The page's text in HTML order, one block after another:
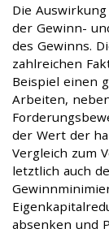
Die
der Gewinn-
des Gewinns.
zahlreichen
Beispiel einen
Arbeiten,
der Wert der
Vergleich zum
letztlich auch
absenken und